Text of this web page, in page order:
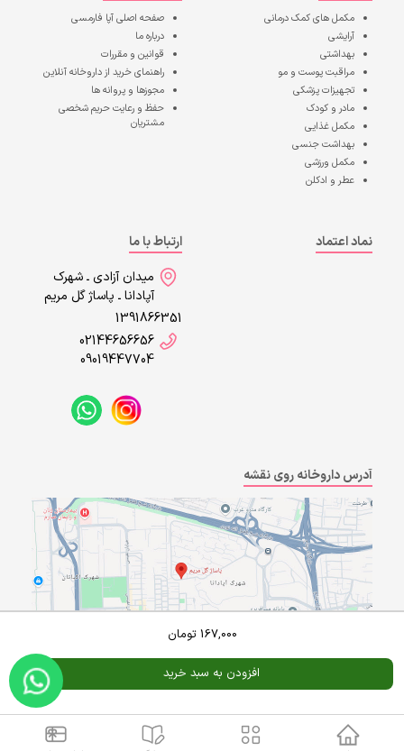
167,000 تومان
افزودن به سبد خرید
مکمل های کمک درمانی
آرایشی
بهداشتی
مراقبت پوست و مو
تجهیزات پزشکی
مادر و کودک
مکمل غذایی
بهداشت جنسی
مکمل ورزشی
عطر و ادکلن
صفحه اصلیآپا فارمسی
درباره ما
قوانین و مقررات
راهنمای خرید از داروخانه آنلاین
مجوزها و پروانه ها
حفظ و رعایت حریم شخصی
مشتریان
نماد اعتماد
ارتباط با ما
میدان آزادی ـ شهرک
آپادانا ـ پاساژ گل مریم
1391866351
02144656656
09019447704
آدرس داروخانه روی نقشه
A Pluss
Powered By